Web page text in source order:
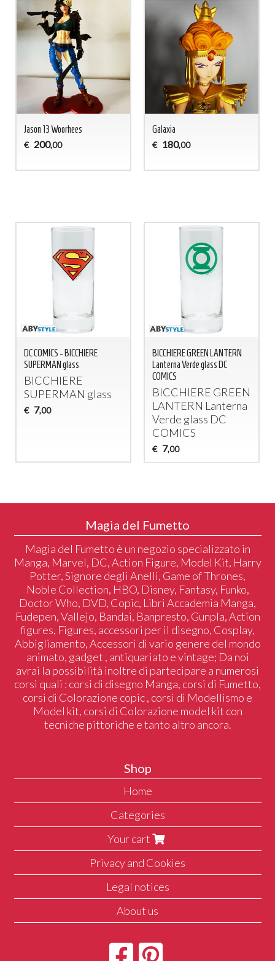
Jason 13 Woorhees
€ 200,00
Galaxia
€ 180,00
DC COMICS - BICCHIERE
SUPERMAN glass
BICCHIERE
SUPERMAN glass
€ 7,00
BICCHIERE GREEN LANTERN
Lanterna Verde glass DC
COMICS
BICCHIERE GREEN
LANTERN Lanterna
Verde glass DC
COMICS
€ 7,00
Magia del Fumetto
Magia del Fumetto è un negozio specializzato in
Manga, Marvel, DC, Action Figure, Model Kit, Harry
Potter, Signore degli Anelli, Game of Thrones,
Noble Collection, HBO, Disney, Fantasy, Funko,
Doctor Who, DVD, Copic, Libri Accademia Manga,
Fudepen, Vallejo, Bandai, Banpresto, Gunpla, Action
figures, Figures, accessori per il disegno, Cosplay,
Abbigliamento, Accessori di vario genere del mondo
animato, gadget , antiquariato e vintage; Da noi
avrai la possibilità inoltre di partecipare a numerosi
corsi quali : corsi di disegno Manga, corsi di Fumetto,
corsi di Colorazione copic , corsi di Modellismo e
Model kit, corsi di Colorazione model kit con
tecniche pittoriche e tanto altro ancora.
Shop
Home
Categories
Your cart
Privacy and Cookies
Legal notices
About us